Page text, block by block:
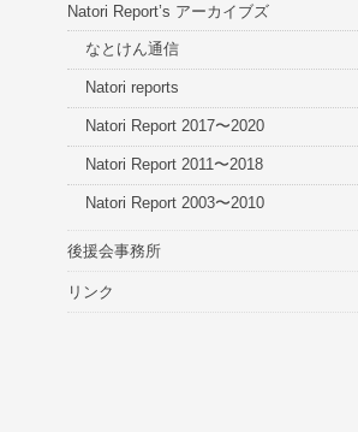
Natori Report’s アーカイブズ
なとけん通信
Natori reports
Natori Report 2017〜2020
Natori Report 2011〜2018
Natori Report 2003〜2010
後援会事務所
リンク